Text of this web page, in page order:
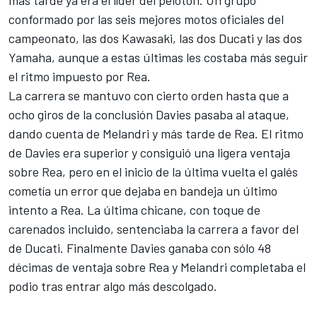
conformado por las seis mejores motos oficiales del
campeonato, las dos Kawasaki, las dos Ducati y las dos
Yamaha, aunque a estas últimas les costaba más seguir
el ritmo impuesto por Rea.
La carrera se mantuvo con cierto orden hasta que a
ocho giros de la conclusión Davies pasaba al ataque,
dando cuenta de Melandri y más tarde de Rea. El ritmo
de Davies era superior y consiguió una ligera ventaja
sobre Rea, pero en el inicio de la última vuelta el galés
cometía un error que dejaba en bandeja un último
intento a Rea. La última chicane, con toque de
carenados incluido, sentenciaba la carrera a favor del
de Ducati. Finalmente Davies ganaba con sólo 48
décimas de ventaja sobre Rea y Melandri completaba el
podio tras entrar algo más descolgado.